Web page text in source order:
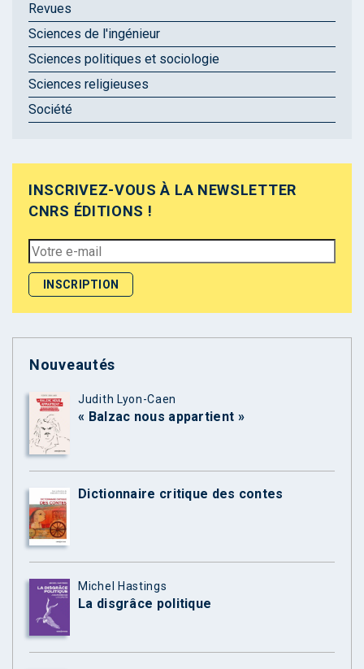
Revues
Sciences de l'ingénieur
Sciences politiques et sociologie
Sciences religieuses
Société
INSCRIVEZ-VOUS À LA NEWSLETTER
CNRS ÉDITIONS !
Nouveautés
Judith Lyon-Caen
« Balzac nous appartient »
Dictionnaire critique des contes
Michel Hastings
La disgrâce politique